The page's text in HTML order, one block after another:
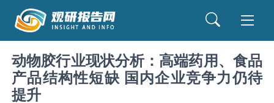
动物胶行业现状分析：高端药用、食品
产品结构性短缺 国内企业竞争力仍待
提升